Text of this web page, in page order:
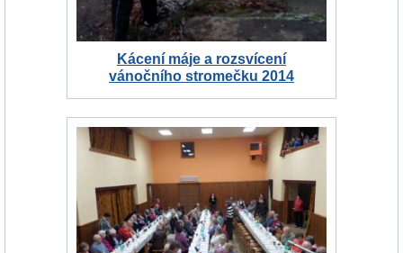
Kácení máje a rozsvícení
vánočního stromečku 2014